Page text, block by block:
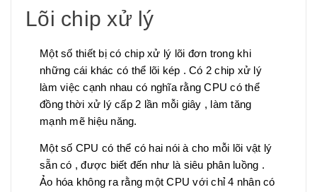
Lõi chip xử lý
Một số thiết bị có chip xử lý lõi đơn trong khi
những cái khác có thể lõi kép . Có 2 chip xử lý
làm việc cạnh nhau có nghĩa rằng CPU có thể
đồng thời xử lý cấp 2 lần mỗi giây , làm tăng
mạnh mẽ hiệu năng.
Một số CPU có thể có hai nói à cho mỗi lõi vật lý
sẵn có , được biết đến như là siêu phân luồng .
Ảo hóa không ra rằng một CPU với chỉ 4 nhân có